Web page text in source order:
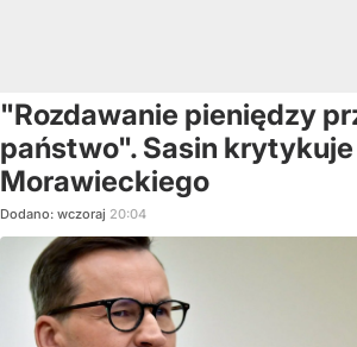
"Rozdawanie pieniędzy
państwo". Sasin
Morawieckiego
Dodano: wczoraj 20:04